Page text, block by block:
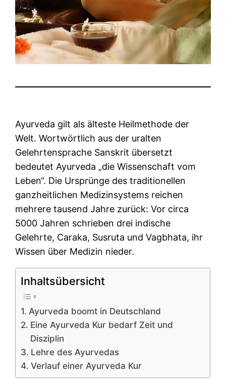
Ayurveda gilt als älteste Heilmethode der
Welt. Wortwörtlich aus der uralten
Gelehrtensprache Sanskrit übersetzt
bedeutet Ayurveda „die Wissenschaft vom
Leben“. Die Ursprünge des traditionellen
ganzheitlichen Medizinsystems reichen
mehrere tausend Jahre zurück: Vor circa
5000 Jahren schrieben drei indische
Gelehrte, Caraka, Susruta und Vagbhata, ihr
Wissen über Medizin nieder.
Inhaltsübersicht
Ayurveda boomt in Deutschland
Eine Ayurveda Kur bedarf Zeit und
Disziplin
Lehre des Ayurvedas
Verlauf einer Ayurveda Kur